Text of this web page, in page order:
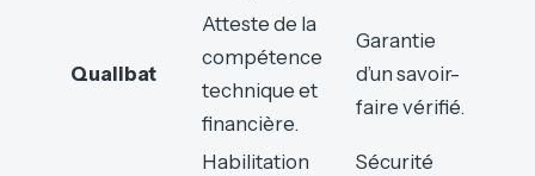
Qualibat
Atteste de la
compétence
technique et
financière.
Garantie
d’un savoir-
faire vérifié.
Habilitation
Sécurité